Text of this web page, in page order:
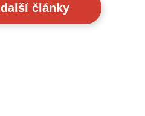
články